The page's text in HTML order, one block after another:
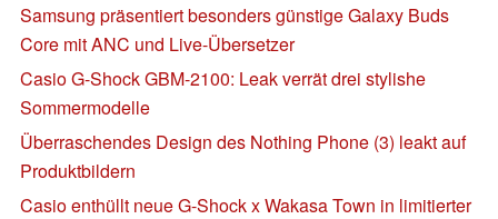
Samsung präsentiert besonders günstige Galaxy Buds
Core mit ANC und Live-Übersetzer
Casio G-Shock GBM-2100: Leak verrät drei stylishe
Sommermodelle
Überraschendes Design des Nothing Phone (3) leakt auf
Produktbildern
Casio enthüllt neue G-Shock x Wakasa Town in limitierter